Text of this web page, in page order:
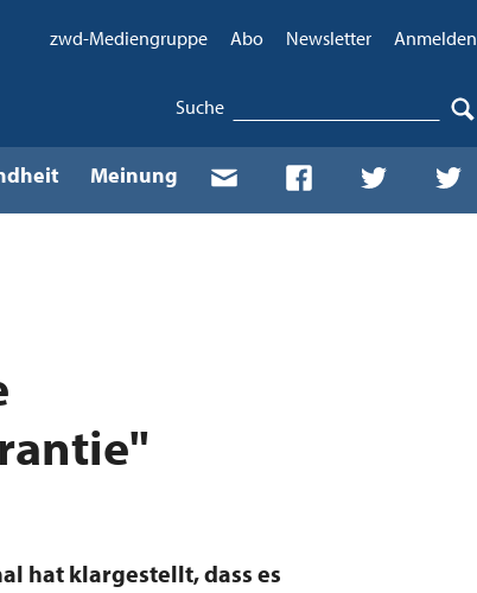
zwd-Mediengruppe Abo Newsletter Anmelden
Suche
Meinung
hat klargestellt, dass es